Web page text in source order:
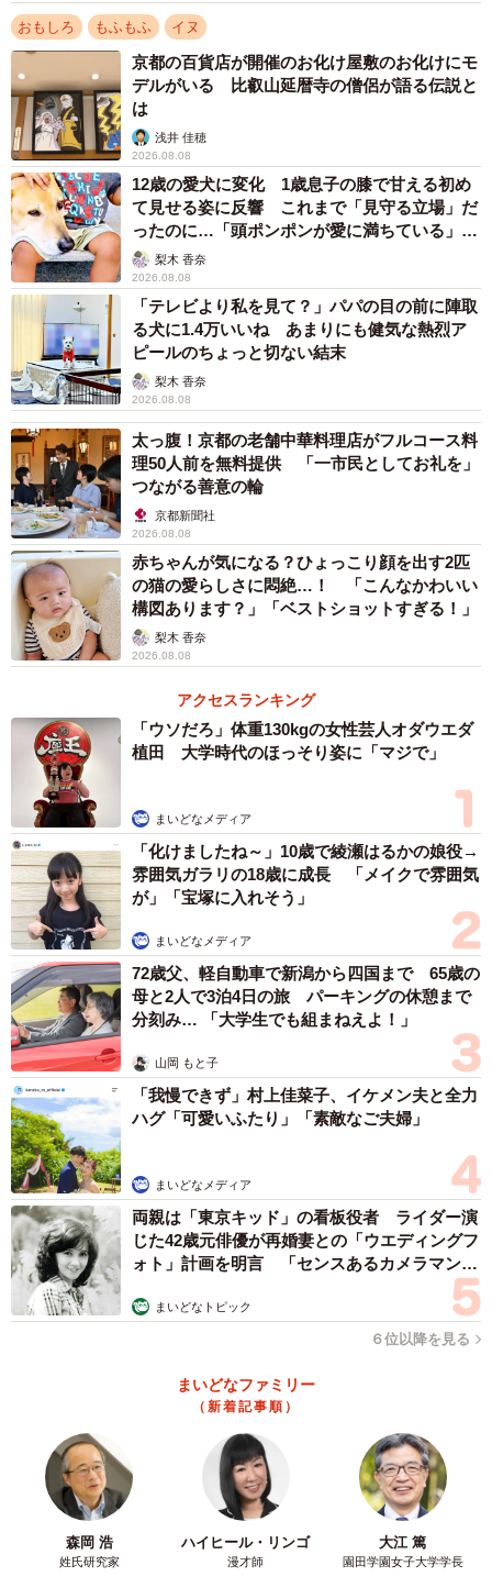
1/7
雨のお散歩で濡れて不機嫌になっていた柴犬、ふう太くん。「ボクは絶
対に濡れたくないんだワン☆」（柴犬ふう太さん @fufufufufu_ta）
「不機嫌顔」なのに「ハート♡」
ーーどんなタイミングでふう太くんの腕の中にハートが出
来ていることに気づかれたのですか？
「雨の中の散歩から帰宅後、散々家の中を走り回った後で
した。綺麗なハートが出来ていたので、不機嫌な顔とハー
トの組み合わせが面白くて笑ってしまいました。おかげ
で、なぜ笑われているんだろう…というキョトン顔＋ハー
トの写真が撮れました」
2/7
雨に濡れて不機嫌だった柴犬の腕の中に…（柴犬ふう太さん
@fufufufufu_ta）
おもしろ もふもふ イヌ
京都の百貨店が開催のお化け屋敷のお化けにモ
デルがいる 比叡山延暦寺の僧侶が語る伝説と
は
浅井 佳穂
2026.08.08
12歳の愛犬に変化 1歳息子の膝で甘える初め
て見せる姿に反響 これまで「見守る立場」だ
ったのに…「頭ポンポンが愛に満ちている」
「尊…」
梨木 香奈
2026.08.08
「テレビより私を見て？」パパの目の前に陣取
る犬に1.4万いいね あまりにも健気な熱烈ア
ピールのちょっと切ない結末
梨木 香奈
2026.08.08
太っ腹！京都の老舗中華料理店がフルコース料
理50人前を無料提供 「一市民としてお礼を」
つながる善意の輪
京都新聞社
2026.08.08
赤ちゃんが気になる？ひょっこり顔を出す2匹
の猫の愛らしさに悶絶…！ 「こんなかわいい
構図あります？」「ベストショットすぎる！」
梨木 香奈
2026.08.08
アクセスランキング
「ウソだろ」体重130kgの女性芸人オダウエダ
植田 大学時代のほっそり姿に「マジで」
まいどなメディア
「化けましたね～」10歳で綾瀬はるかの娘役→
雰囲気ガラリの18歳に成長 「メイクで雰囲気
が」「宝塚に入れそう」
まいどなメディア
72歳父、軽自動車で新潟から四国まで 65歳の
母と2人で3泊4日の旅 パーキングの休憩まで
分刻み… 「大学生でも組まねえよ！」
山岡 もと子
「我慢できず」村上佳菜子、イケメン夫と全力
ハグ「可愛いふたり」「素敵なご夫婦」
まいどなメディア
両親は「東京キッド」の看板役者 ライダー演
じた42歳元俳優が再婚妻との「ウエディングフ
ォト」計画を明言 「センスあるカメラマン求
まいどなトピック
６位以降を見る
まいどなファミリー
（新着記事順）
森岡 浩
姓氏研究家
ハイヒール・リンゴ
漫才師
大江 篤
園田学園女子大学学長